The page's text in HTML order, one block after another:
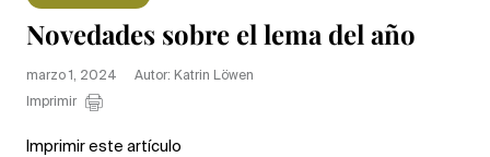
Novedades sobre el lema del año
marzo 1, 2024
Autor: Katrin Löwen
Imprimir
Imprimir este artículo